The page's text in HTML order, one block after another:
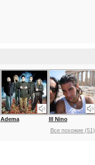
Adema
Ill Nino
Все похожие (51)